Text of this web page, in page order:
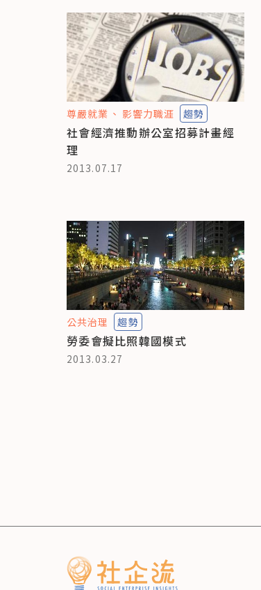
尊嚴就業 影響力職涯 趨勢
社會經濟推動辦公室招募計畫經
理
2013.07.17
公共治理 趨勢
勞委會擬比照韓國模式
2013.03.27